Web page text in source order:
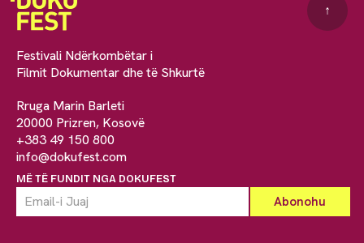
Festivali Ndërkombëtar i
Filmit Dokumentar dhe të Shkurtë
Rruga Marin Barleti
20000 Prizren, Kosovë
+383 49 150 800
info@dokufest.com
MË TË FUNDIT NGA DOKUFEST
↑